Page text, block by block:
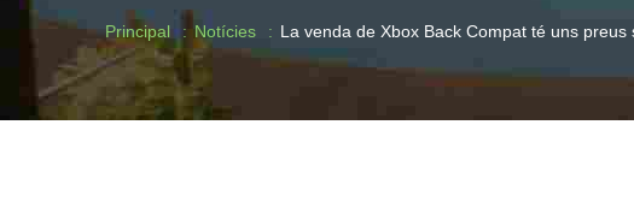
Principal Notícies La venda de Xbox Back Compat té uns